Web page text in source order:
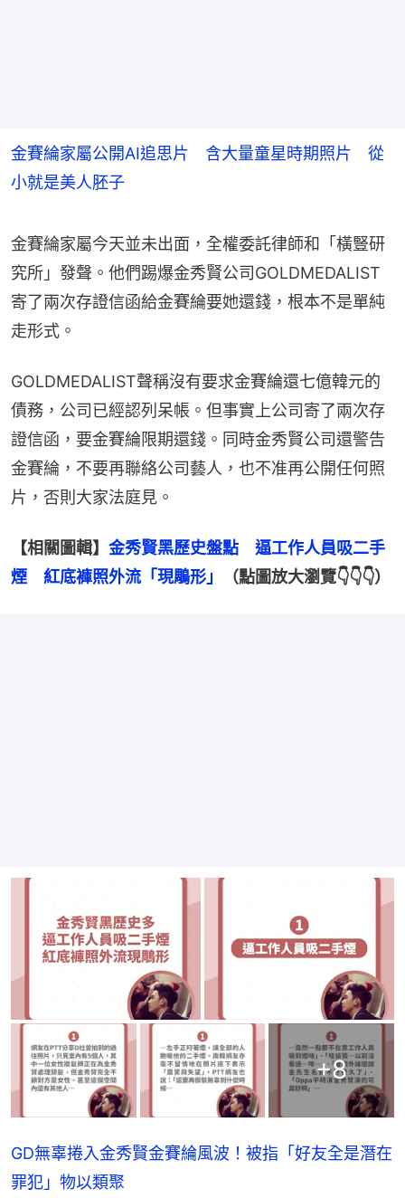
金賽綸家屬公開AI追思片 含大量童星時期照片 從
小就是美人胚子
金賽綸家屬今天並未出面，全權委託律師和「橫豎研
究所」發聲。他們踢爆金秀賢公司GOLDMEDALIST
寄了兩次存證信函給金賽綸要她還錢，根本不是單純
走形式。
GOLDMEDALIST聲稱沒有要求金賽綸還七億韓元的
債務，公司已經認列呆帳。但事實上公司寄了兩次存
證信函，要金賽綸限期還錢。同時金秀賢公司還警告
金賽綸，不要再聯絡公司藝人，也不准再公開任何照
片，否則大家法庭見。
【相關圖輯】 金秀賢黑歷史盤點　逼工作人員吸二手
煙　紅底褲照外流「現鵰形」
（點圖放大瀏覽👇👇👇）
+8
GD無辜捲入金秀賢金賽綸風波！被指「好友全是潛在
罪犯」物以類聚